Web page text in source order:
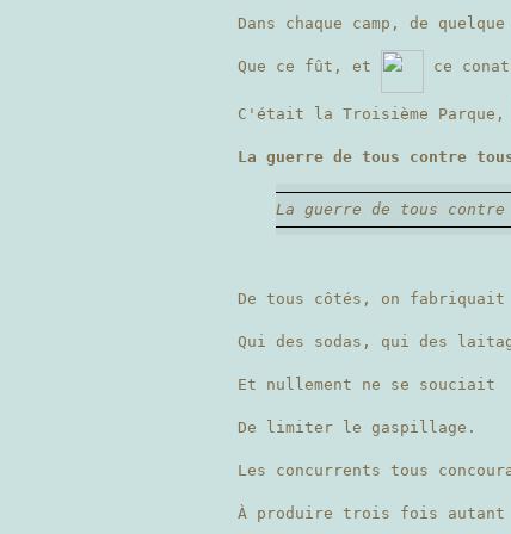
Dans chaque camp, de quelque
Que ce fût, et ce
C'était la Troisième Parque,
La guerre de tous contre
La guerre de tous contre
De tous côtés, on fabriquait
Qui des sodas, qui des
Et nullement ne se souciait
De limiter le gaspillage.
Les concurrents tous
À produire trois fois autant